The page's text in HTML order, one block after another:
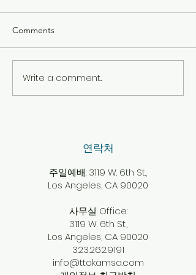
2026년 7월 26일 주보
Comments
Write a comment...
​연락처
주일예배: 3119 W. 6th St.,
Los Angeles, CA 90020
사무실 Office:
3119 W. 6th St.,
Los Angeles, CA 90020
323.262.9191
info@ttokamsa.com